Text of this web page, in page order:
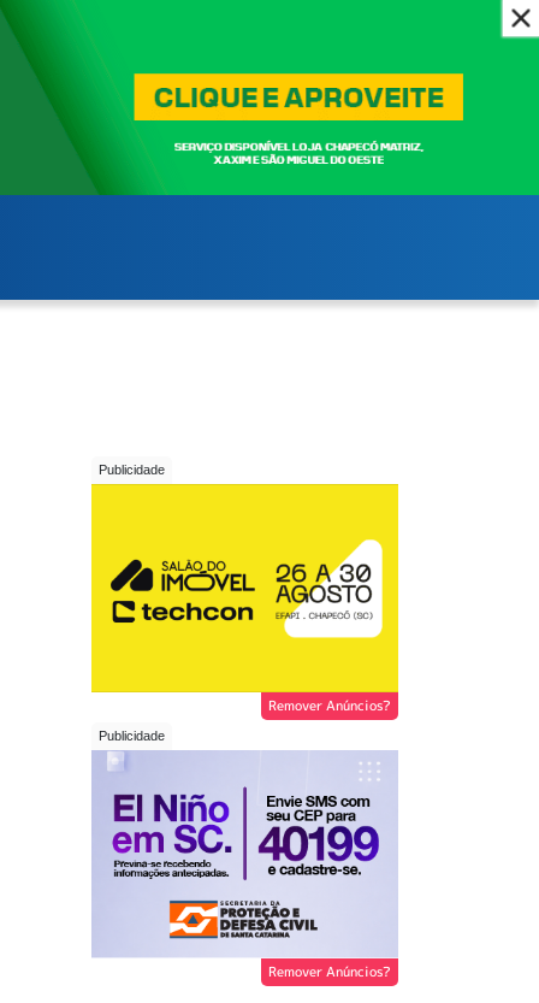
Remover Anúncios?
Remover Anúncios?